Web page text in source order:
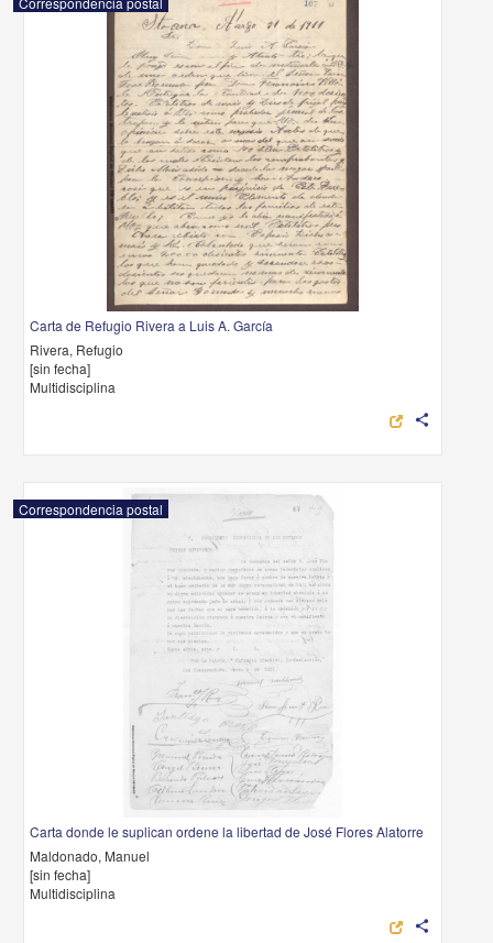
Carta de Refugio Rivera a Luis A. García
Rivera, Refugio
[sin fecha]
Multidisciplina
share
Correspondencia postal
Carta donde le suplican ordene la libertad de José Flores Alatorre
Maldonado, Manuel
[sin fecha]
Multidisciplina
share